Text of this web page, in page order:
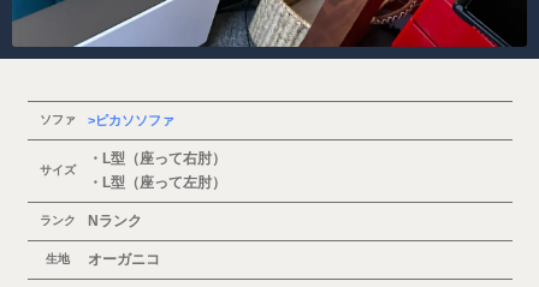
ソファ ピカソソファ
サイズ
・L型（座って右肘）
・L型（座って左肘）
ランク Nランク
生地 オーガニコ